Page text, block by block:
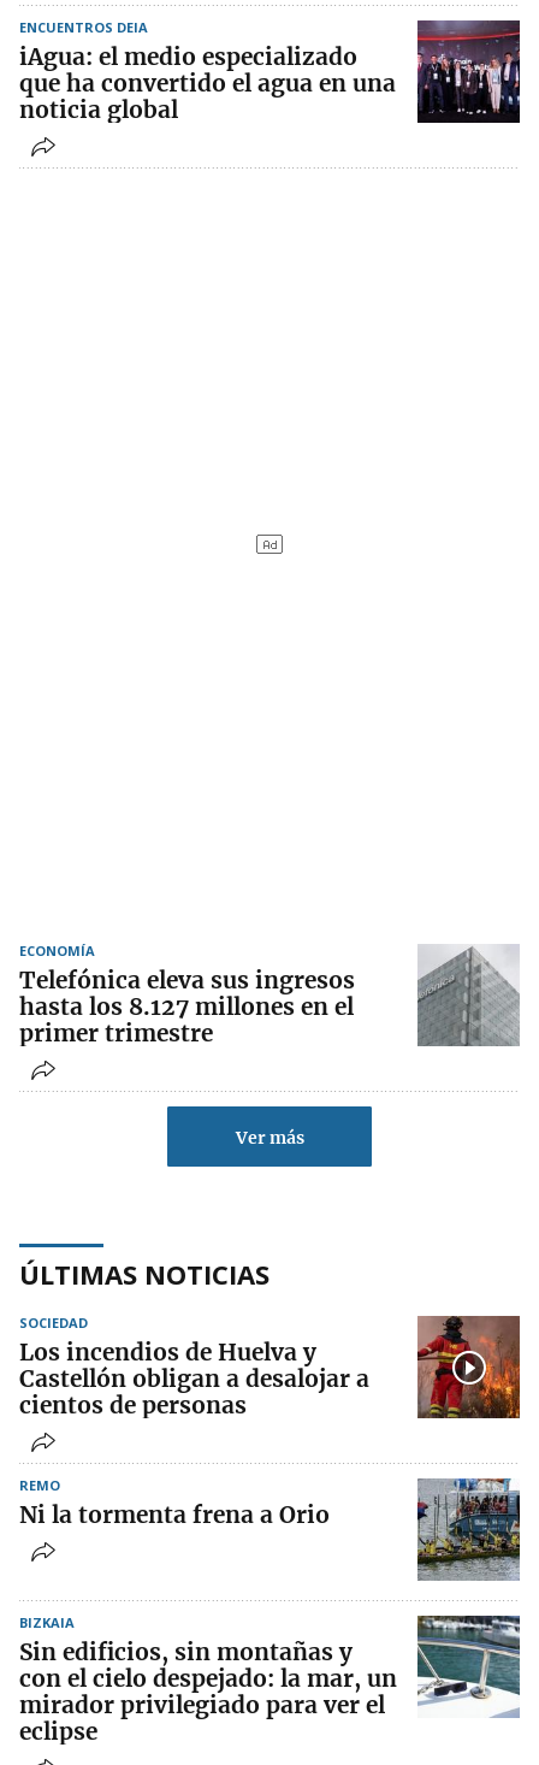
ENCUENTROS DEIA
iAgua: el medio especializado
que ha convertido el agua en una
noticia global
ECONOMÍA
Telefónica eleva sus ingresos
hasta los 8.127 millones en el
primer trimestre
Ver más
ÚLTIMAS NOTICIAS
SOCIEDAD
Los incendios de Huelva y
Castellón obligan a desalojar a
cientos de personas
REMO
Ni la tormenta frena a Orio
BIZKAIA
Sin edificios, sin montañas y
con el cielo despejado: la mar, un
mirador privilegiado para ver el
eclipse